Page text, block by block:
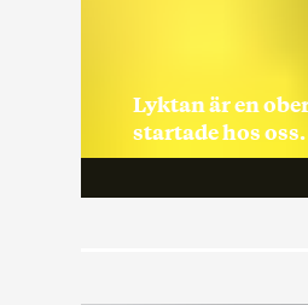
Lyktan är en
startade hos oss.